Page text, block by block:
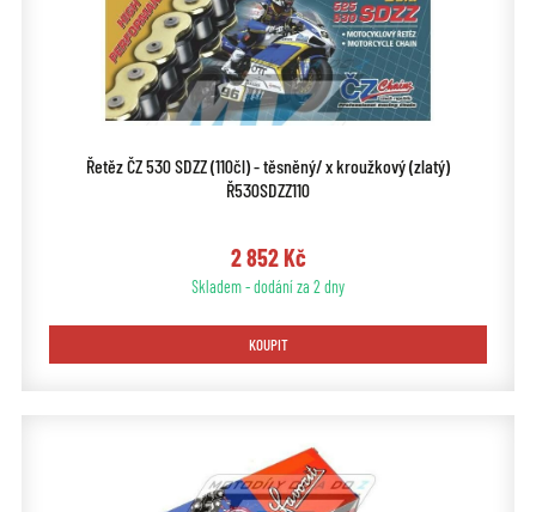
Řetěz ČZ 530 SDZZ (110čl) - těsněný/ x kroužkový (zlatý)
Ř530SDZZ110
2 852 Kč
Skladem - dodání za 2 dny
KOUPIT